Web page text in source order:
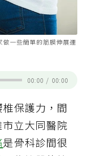
一些簡單的筋膜伸展運
00:00 / 00:00
椎保護力，間
立大同醫院
是骨科診間很